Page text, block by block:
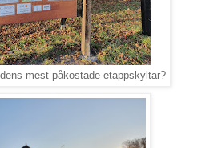
mest påkostade etappskyltar?